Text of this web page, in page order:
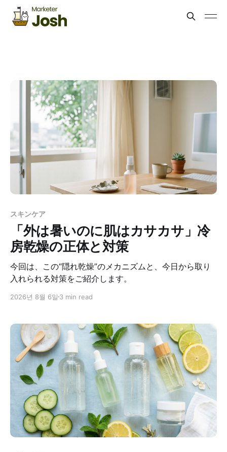
スキンケア
「外は暑いのに肌はカサカサ」冷
房乾燥の正体と対策
今回は、この“隠れ乾燥”のメカニズムと、今日から取り
入れられる対策をご紹介します。
2026년 8월 6일 3 min read